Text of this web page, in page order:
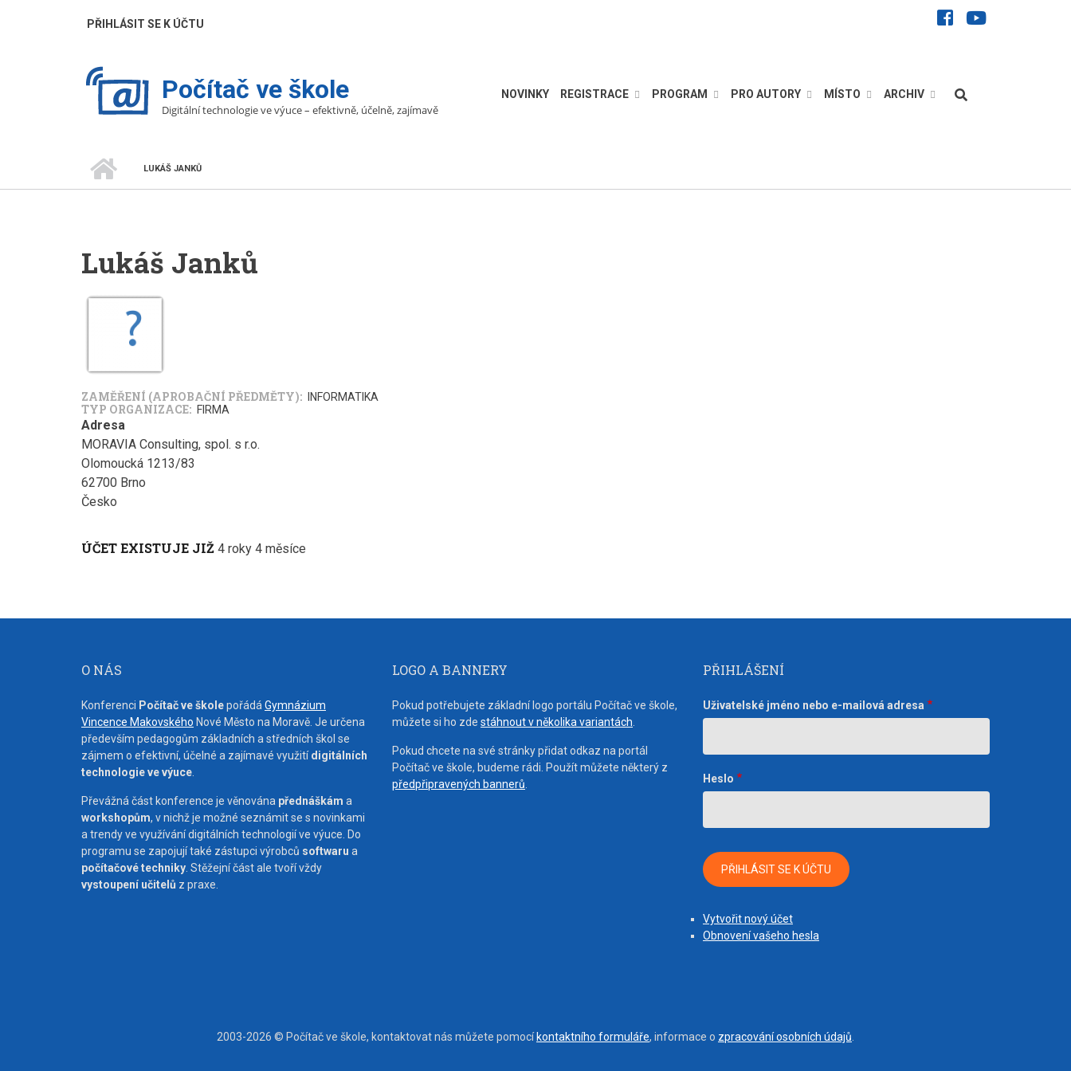
facebookyoutube
UŽIVATELÉ
PŘIHLÁSIT SE K ÚČTU
Počítač ve škole
Digitální technologie ve výuce – efektivně, účelně, zajímavě
Hledat
NOVINKY REGISTRACE PROGRAM PRO AUTORY MÍSTO ARCHIV
DROBEČKOVÁ
LUKÁŠ JANKŮ
Lukáš Janků
ZAMĚŘENÍ (APROBAČNÍ PŘEDMĚTY) INFORMATIKA
TYP ORGANIZACE FIRMA
Adresa
MORAVIA Consulting, spol. s r.o.
Olomoucká 1213/83
62700 Brno
Česko
ÚČET EXISTUJE JIŽ 4 roky 4 měsíce
O NÁS
Konferenci Počítač ve školepořádá Gymnázium
Vincence Makovského Nové Město na Moravě. Je určena
především pedagogům základních a středních škol se
zájmem o efektivní, účelné a zajímavé využitídigitálních
technologie ve výuce
Převážná část konference je věnována přednáškám a
workshopům, v nichž je možné seznámit se s novinkami
a trendy ve využívání digitálních technologií ve výuce. Do
programu se zapojují také zástupci výrobců softwaru a
počítačové techniky . Stěžejní část ale tvoří vždy
vystoupení učitelů z praxe.
LOGO A BANNERY
Pokud potřebujete základní logo portálu Počítač ve škole,
můžete si ho zde stáhnout v několika variantách
Pokud chcete na své stránky přidat odkaz na portál
Počítač ve škole, budeme rádi. Použít můžete některý z
předpřipravených bannerů
PŘIHLÁŠENÍ
Uživatelské jméno nebo e-mailová adresa
Heslo
Vytvořit nový účet
Obnovení vašeho hesla
2003-2026 © Počítač ve škole, kontaktovat nás můžete pomocíkontaktního formuláře, informace o zpracování osobních údajů